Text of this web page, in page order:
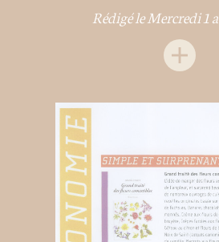
Rédigé le Mercredi 1